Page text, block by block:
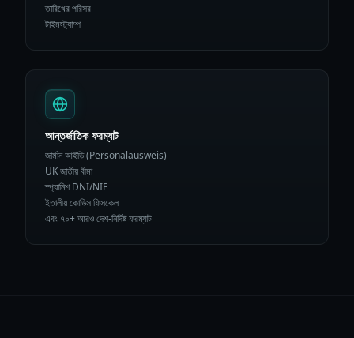
তারিখের পরিসর
টাইমস্ট্যাম্প
আন্তর্জাতিক ফরম্যাট
জার্মান আইডি (Personalausweis)
UK জাতীয় বীমা
স্প্যানিশ DNI/NIE
ইতালীয় কোডিস ফিসকেল
এবং ৭০+ আরও দেশ-নির্দিষ্ট ফরম্যাট